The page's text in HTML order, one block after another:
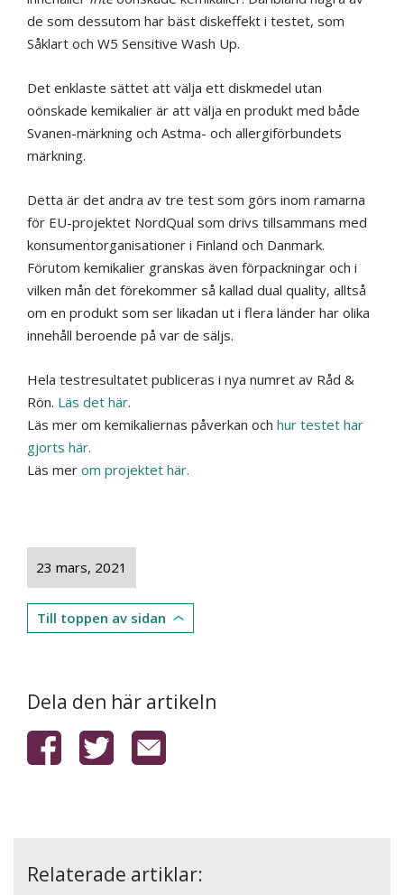
de som dessutom har bäst diskeffekt i testet, som
Såklart och W5 Sensitive Wash Up.
Det enklaste sättet att välja ett diskmedel utan
oönskade kemikalier är att välja en produkt med både
Svanen-märkning och Astma- och allergiförbundets
märkning.
Detta är det andra av tre test som görs inom ramarna
för EU-projektet NordQual som drivs tillsammans med
konsumentorganisationer i Finland och Danmark.
Förutom kemikalier granskas även förpackningar och i
vilken mån det förekommer så kallad dual quality, alltså
om en produkt som ser likadan ut i flera länder har olika
innehåll beroende på var de säljs.
Hela testresultatet publiceras i nya numret av Råd &
Rön. Läs det här.
Läs mer om kemikaliernas påverkan och hur testet har
gjorts här.
Läs mer om projektet här.
23 mars, 2021
Till toppen av sidan
Dela den här artikeln
Relaterade artiklar: